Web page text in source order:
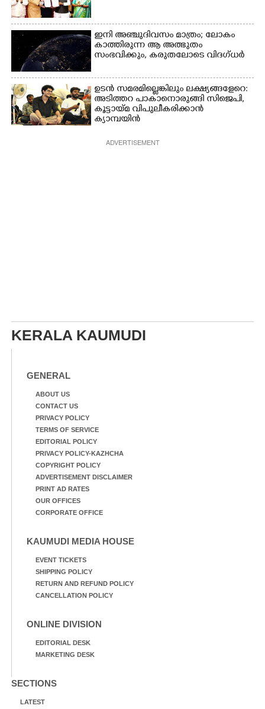
ഇനി അഞ്ചുദിവസം മാത്രം; ലോകം
കാത്തിരുന്ന ആ അത്ഭുതം
സംഭവിക്കും, കരുതലോടെ വിദഗ്ധർ
ഉടൻ സമരമില്ലെങ്കിലും ലക്ഷ്യങ്ങളേറെ:
അടിത്തറ പാകാനൊരുങ്ങി സിജെപി,​
കൂട്ടായ്മ വിപുലീകരിക്കാൻ
ക്യാമ്പയിൻ
ADVERTISEMENT
KERALA KAUMUDI
GENERAL
ABOUT US
CONTACT US
PRIVACY POLICY
TERMS OF SERVICE
EDITORIAL POLICY
PRIVACY POLICY-KAZHCHA
COPYRIGHT POLICY
ADVERTISEMENT DISCLAIMER
PRINT AD RATES
OUR OFFICES
CORPORATE OFFICE
KAUMUDI MEDIA HOUSE
EVENT TICKETS
SHIPPING POLICY
RETURN AND REFUND POLICY
CANCELLATION POLICY
ONLINE DIVISION
EDITORIAL DESK
MARKETING DESK
SECTIONS
LATEST